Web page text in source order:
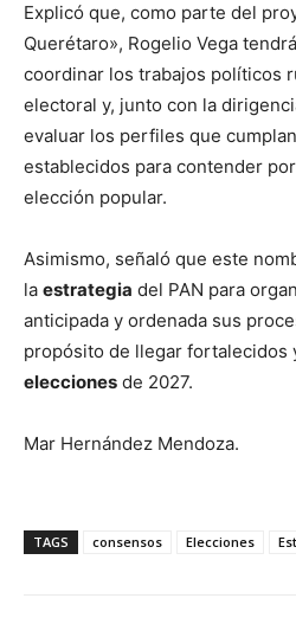
Explicó que, como parte del
Querétaro», Rogelio Vega
coordinar los trabajos políticos
electoral y, junto con la
evaluar los perfiles que
establecidos para contender
elección popular.
Asimismo, señaló que este
la estrategia del PAN para
anticipada y ordenada sus
propósito de llegar fortalecidos
elecciones de 2027.
Mar Hernández Mendoza.
TAGS consensos Elecciones